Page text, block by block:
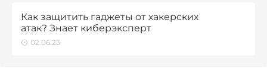
Как защитить гаджеты от хакерских
атак? Знает киберэксперт
02.06.23